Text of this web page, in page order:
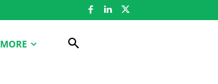
MORE